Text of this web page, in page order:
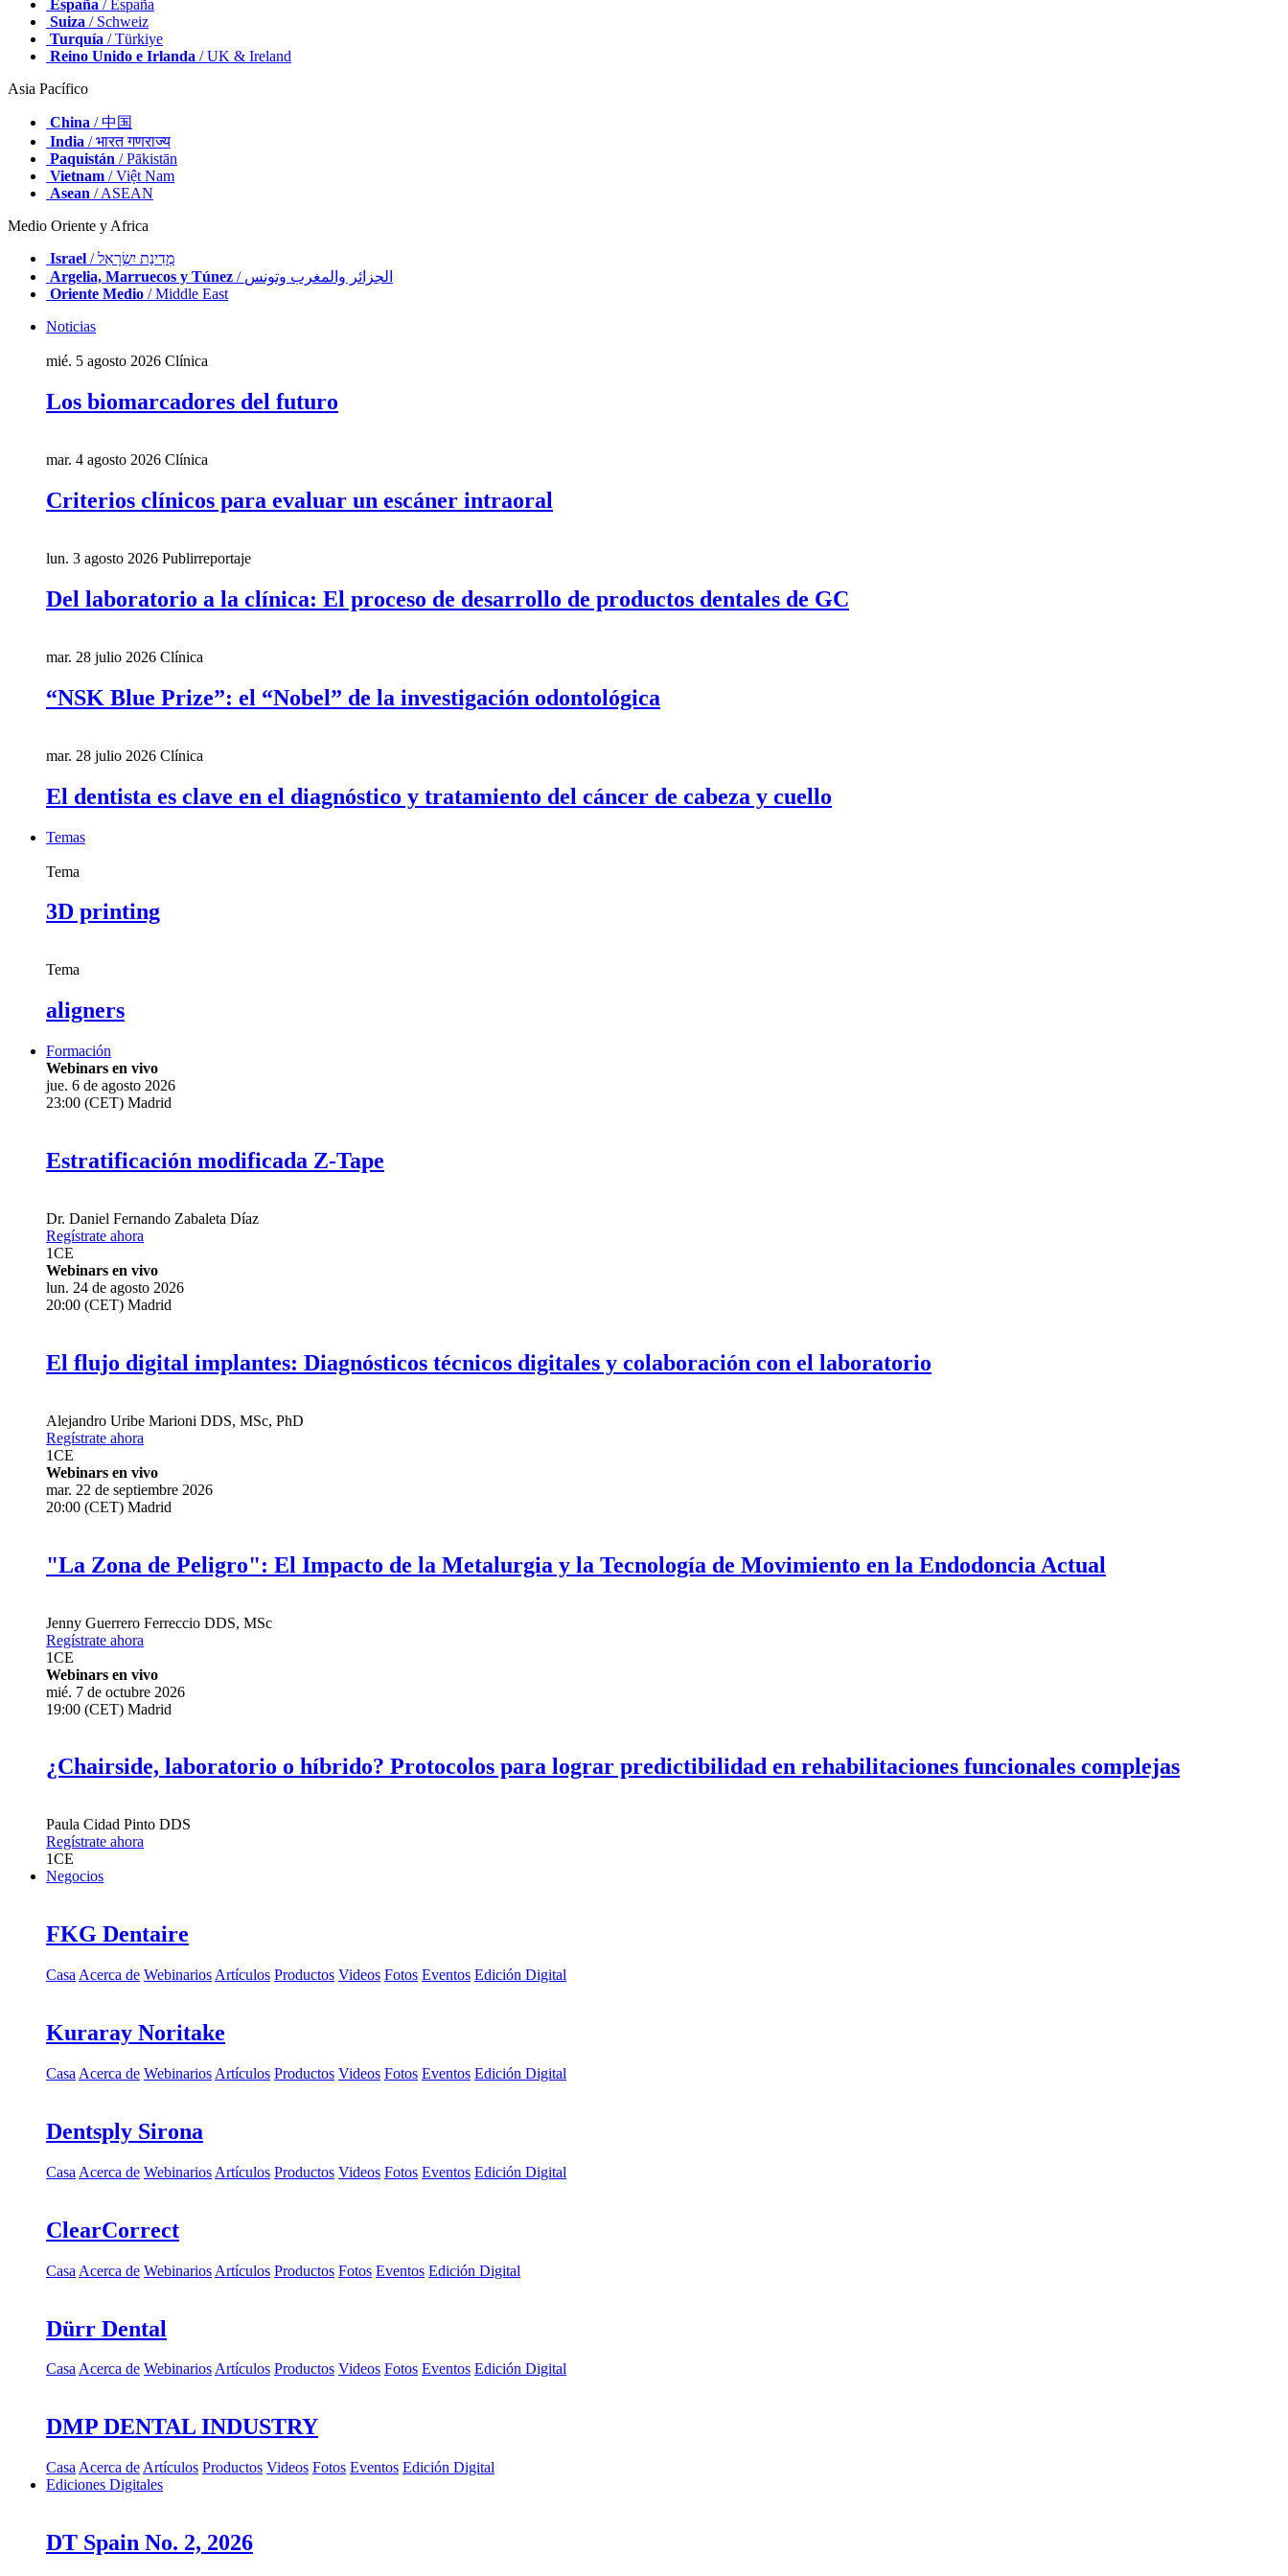
España / España
Suiza / Schweiz
Turquía / Türkiye
Reino Unido e Irlanda / UK & Ireland
Asia Pacífico
China / 中国
India / भारत गणराज्य
Paquistán / Pākistān
Vietnam / Việt Nam
Asean / ASEAN
Medio Oriente y Africa
Israel
/ מְדִינַת יִשְׂרָאֵל
Argelia, Marruecos y Túnez
/ الجزائر والمغرب وتونس
Oriente Medio / Middle East
Noticias
mié. 5 agosto 2026 Clínica
Los biomarcadores del futuro
mar. 4 agosto 2026 Clínica
Criterios clínicos para evaluar un escáner intraoral
lun. 3 agosto 2026 Publirreportaje
Del laboratorio a la clínica: El proceso de desarrollo de productos dentales de GC
mar. 28 julio 2026 Clínica
“NSK Blue Prize”: el “Nobel” de la investigación odontológica
mar. 28 julio 2026 Clínica
El dentista es clave en el diagnóstico y tratamiento del cáncer de cabeza y cuello
Temas
Tema
3D printing
Tema
aligners
Formación
Webinars en vivo
jue. 6 de agosto 2026
23:00 (CET) Madrid
Estratificación modificada Z-Tape
Dr. Daniel Fernando Zabaleta Díaz
Regístrate ahora
1CE
Webinars en vivo
lun. 24 de agosto 2026
20:00 (CET) Madrid
El flujo digital implantes: Diagnósticos técnicos digitales y colaboración con el laboratorio
Alejandro Uribe Marioni DDS, MSc, PhD
Regístrate ahora
1CE
Webinars en vivo
mar. 22 de septiembre 2026
20:00 (CET) Madrid
"La Zona de Peligro": El Impacto de la Metalurgia y la Tecnología de Movimiento en la Endodoncia Actual
Jenny Guerrero Ferreccio DDS, MSc
Regístrate ahora
1CE
Webinars en vivo
mié. 7 de octubre 2026
19:00 (CET) Madrid
¿Chairside, laboratorio o híbrido? Protocolos para lograr predictibilidad en rehabilitaciones funcionales complejas
Paula Cidad Pinto DDS
Regístrate ahora
1CE
Negocios
FKG Dentaire
Casa Acerca de Webinarios Artículos Productos Videos Fotos Eventos Edición Digital
Kuraray Noritake
Casa Acerca de Webinarios Artículos Productos Videos Fotos Eventos Edición Digital
Dentsply Sirona
Casa Acerca de Webinarios Artículos Productos Videos Fotos Eventos Edición Digital
ClearCorrect
Casa Acerca de Webinarios Artículos Productos Fotos Eventos Edición Digital
Dürr Dental
CasaAcerca de WebinariosArtículos Productos Videos Fotos Eventos Edición Digital
DMP DENTAL INDUSTRY
Casa Acerca de Artículos Productos Videos Fotos Eventos Edición Digital
Ediciones Digitales
DT Spain No. 2, 2026